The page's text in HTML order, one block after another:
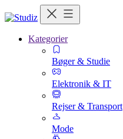
Kategorier
Bøger & Studie
Elektronik & IT
Rejser & Transport
Mode